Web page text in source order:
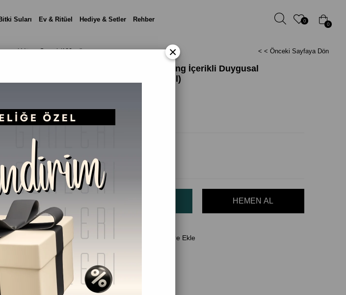
Suları Ev & Ritüel Hediye & Setler Rehber 0
0
Vücut Spreyi (100 ml) < < Önceki Sayfaya Dön
LOVE Mist – Lavanta & Ylang Ylang İçerikli Duygusal
Aromaterapi Vücut Spreyi (100 ml)
%
İndirim
₺599,90
Telefonla Sipariş Favorilere Ekle
Fiyat Düşünce Haber Ver
×